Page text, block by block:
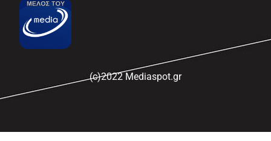
(c)2022 Mediaspot.gr